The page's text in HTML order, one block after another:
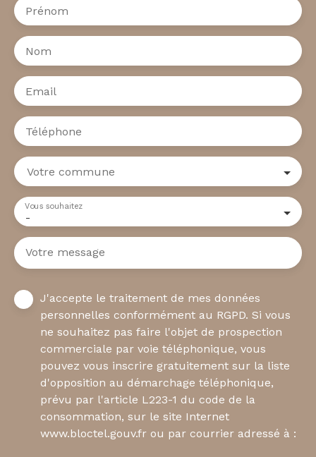
Prénom
Nom
Email
Téléphone
Votre commune
-
Vous souhaitez
Votre message
J'accepte le traitement de mes données
personnelles conformément au RGPD. Si vous
ne souhaitez pas faire l'objet de prospection
commerciale par voie téléphonique, vous
pouvez vous inscrire gratuitement sur la liste
d'opposition au démarchage téléphonique,
prévu par l'article L223-1 du code de la
consommation, sur le site Internet
www.bloctel.gouv.fr ou par courrier adressé à :